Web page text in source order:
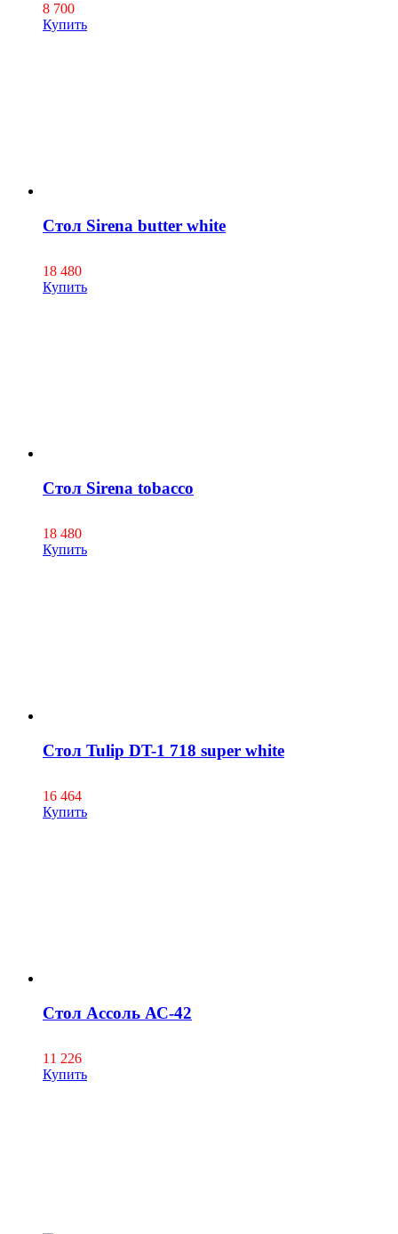
8 700
Купить
Стол Sirena butter white
18 480
Купить
Стол Sirena tobacco
18 480
Купить
Стол Tulip DT-1 718 super white
16 464
Купить
Стол Ассоль АС-42
11 226
Купить